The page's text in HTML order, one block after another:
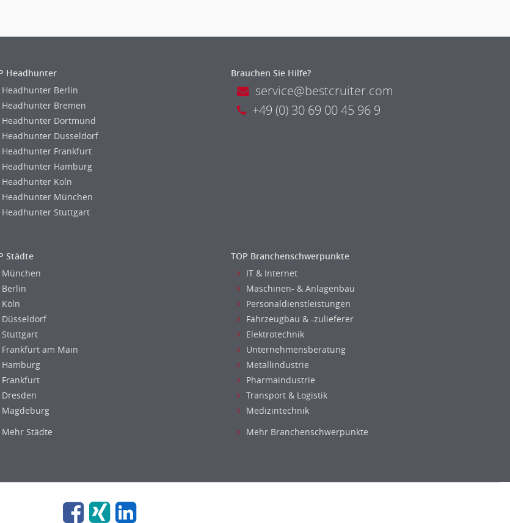
Headhunter
Headhunter Berlin
Headhunter Bremen
Headhunter Dortmund
Headhunter Dusseldorf
Headhunter Frankfurt
Headhunter Hamburg
Headhunter Koln
Headhunter München
Headhunter Stuttgart
Brauchen Sie Hilfe?
service@bestcruiter.com
+49 (0) 30 69 00 45 96 9
Städte
München
Berlin
Köln
Düsseldorf
Stuttgart
Frankfurt am Main
Hamburg
Frankfurt
Dresden
Magdeburg
Mehr Städte
TOP Branchenschwerpunkte
IT & Internet
Maschinen- & Anlagenbau
Personaldienstleistungen
Fahrzeugbau & -zulieferer
Elektrotechnik
Unternehmensberatung
Metallindustrie
Pharmaindustrie
Transport & Logistik
Medizintechnik
Mehr Branchenschwerpunkte